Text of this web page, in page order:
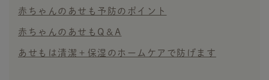
赤ちゃんのあせも予防のポイント
赤ちゃんのあせもQ＆A
あせもは清潔＋保湿のホームケアで防げます